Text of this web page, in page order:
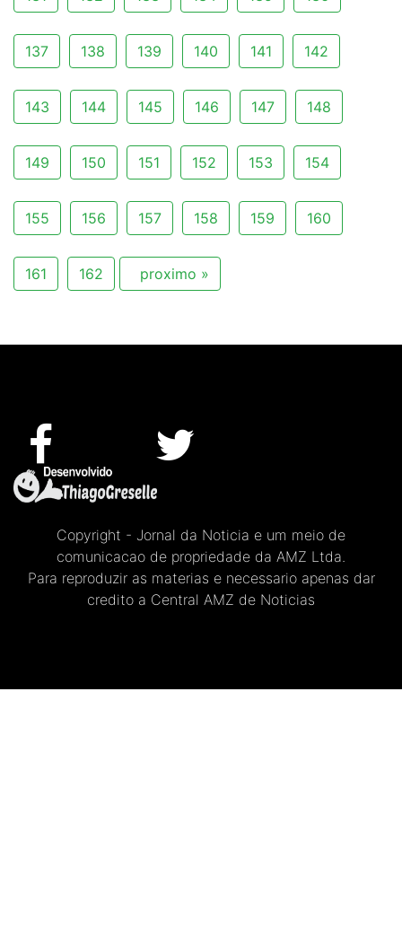
137 138 139 140 141 142
143 144 145 146 147 148
149 150 151 152 153 154
155 156 157 158 159 160
161 162 proximo »
Copyright - Jornal da Noticia e um meio de
comunicacao de propriedade da AMZ Ltda.
Para reproduzir as materias e necessario apenas dar
credito a Central AMZ de Noticias